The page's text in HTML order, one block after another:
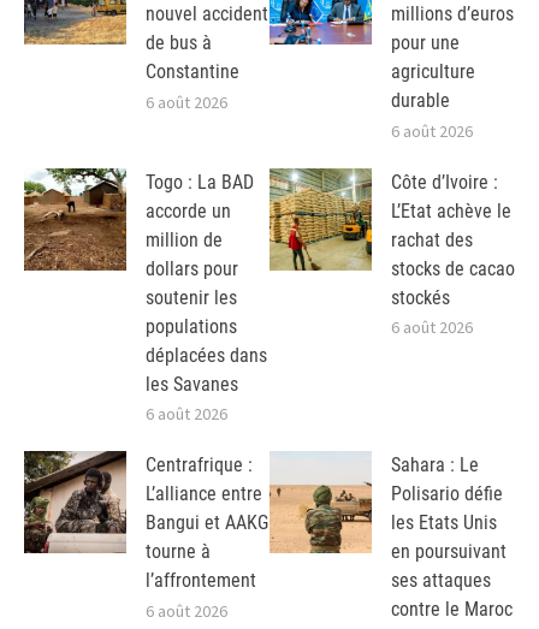
nouvel accident
de bus à
Constantine
6 août 2026
millions d’euros
pour une
agriculture
durable
6 août 2026
Togo : La BAD
accorde un
million de
dollars pour
soutenir les
populations
déplacées dans
les Savanes
6 août 2026
Côte d’Ivoire :
L’Etat achève le
rachat des
stocks de cacao
stockés
6 août 2026
Centrafrique :
L’alliance entre
Bangui et AAKG
tourne à
l’affrontement
6 août 2026
Sahara : Le
Polisario défie
les Etats Unis
en poursuivant
ses attaques
contre le Maroc